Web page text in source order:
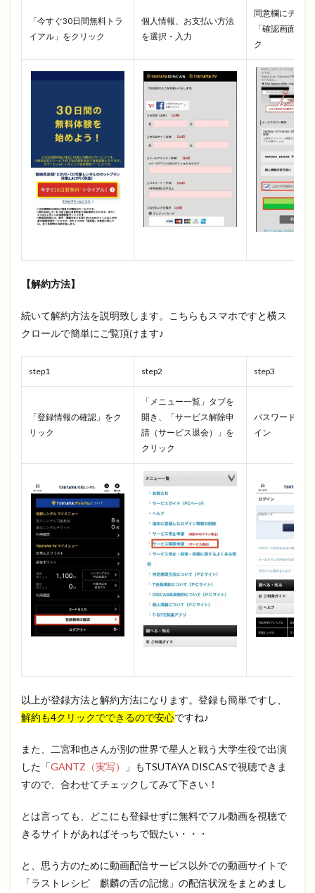
「今すぐ30日間無料トラ
イアル」をクリック
個人情報、お支払い方法
を選択・入力
同意欄にチェ
「確認画面へ
ク
【解約方法】
続いて解約方法を説明致します。こちらもスマホですと横ス
クロールで簡単にご覧頂けます♪
step1 step2 step3
「登録情報の確認」をク
リック
「メニュー一覧」タブを
開き、「サービス解除申
請（サービス退会）」を
クリック
パスワードを
イン
以上が登録方法と解約方法になります。登録も簡単ですし、
解約も4クリックでできるので安心ですね♪
また、二宮和也さんが別の世界で星人と戦う大学生役で出演
した「GANTZ（実写）
」もTSUTAYA DISCASで視聴できま
すので、合わせてチェックしてみて下さい！
とは言っても、どこにも登録せずに無料でフル動画を視聴で
きるサイトがあればそっちで観たい・・・
と、思う方のために動画配信サービス以外での動画サイトで
「ラストレシピ 麒麟の舌の記憶」の配信状況をまとめまし